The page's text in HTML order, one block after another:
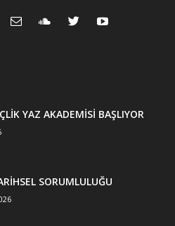
YAZ AKADEMİSİ BAŞLIYOR
SORUMLULUĞU